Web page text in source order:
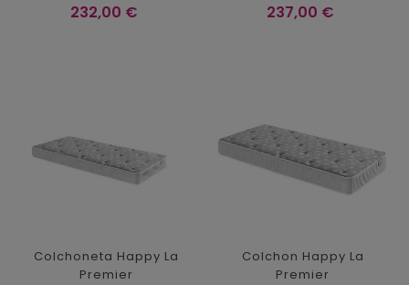
Precio
232,00 € Precio
237,00 €
Colchoneta Happy La
Premier
Colchon Happy La
Premier